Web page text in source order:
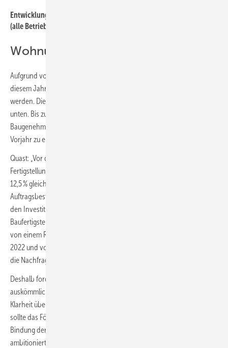
Entwicklung der baugewerblichen Umsätze im Bauhauptgewerbe
(alle Betriebe)
Wohnungsbau
Aufgrund voller Auftragsbücher zu Jahresbeginn 2022 dürften in
diesem Jahr immerhin noch ca. 280 000 Wohnungen fertiggestellt
werden. Die Genehmigungszahlen im Neubau weisen allerdings nach
unten. Bis zum Jahresende ist daher ein Rückgang bei den
Baugenehmigungen um ca. 32 500 Wohnungen gegenüber dem
Vorjahr zu erwarten.
Quast: „Vor diesem Hintergrund rechnen wir für 2023 mit der
Fertigstellung von ca. 245 000 Wohnungen, was einem Minus von
12,5 % gleichkommt. Stützend wirken hier zunächst noch die hohen
Auftragsbestände. In 2024 wird sich die derzeitige Zurückhaltung bei
den Investitionsentscheidungen noch deutlicher bei den
Baufertigstellungen bemerkbar machen.“ Darum geht der Verband
von einem Rückgang des Umsatzes im Wohnungsbau von 4,5 % in
2022 und von 10 % im Jahr 2023 aus. Einem stärkeren Einbruch wirkt
die Nachfrage nach Sanierungen entgegen.
Deshalb fordern wir auch, die Förderbedingungen zeitnah,
auskömmlich und niedrigschwellig zu gestalten. Es braucht schnell
Klarheit über die konkrete Ausgestaltung der Förderprogramme. Dabei
sollte das Fördervolumen der Vorjahre gehalten werden. Die geplante
Bindung der Neubauförderung an das EH-40-Niveau halten wir für zu
ambitioniert. Wir begrüßen die generelle Erhöhung der AfA im